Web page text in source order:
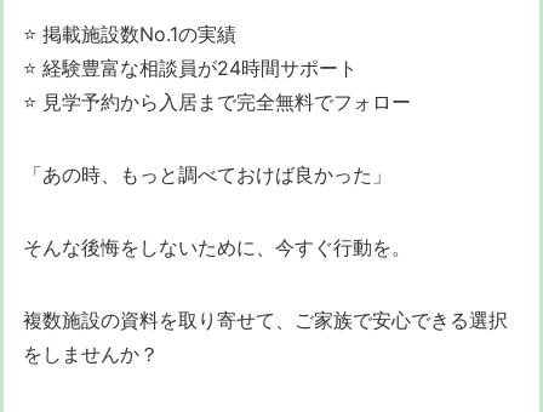
⭐ 掲載施設数No.1の実績
⭐ 経験豊富な相談員が24時間サポート
⭐ 見学予約から入居まで完全無料でフォロー
「あの時、もっと調べておけば良かった」
そんな後悔をしないために、今すぐ行動を。
複数施設の資料を取り寄せて、ご家族で安心できる選択
をしませんか？